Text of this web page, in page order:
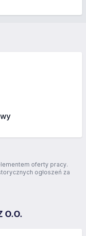
oferty pracy.
ogłoszeń za
O.O.